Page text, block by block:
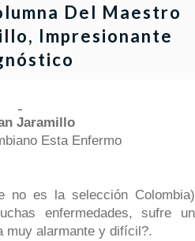
Del Maestro
Impresionante
Jaramillo
Esta Enfermo
no es la selección Colombia)
enfermedades, sufre un
muy alarmante y difícil?.